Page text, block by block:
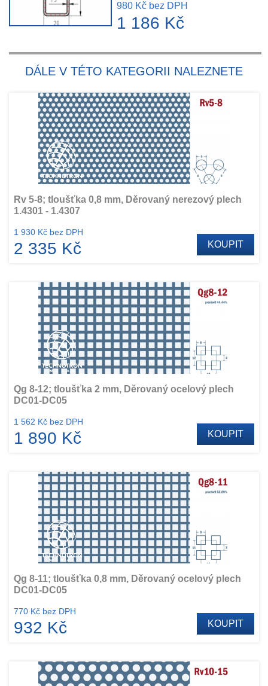
980 Kč bez DPH
1 186 Kč
DÁLE V TÉTO KATEGORII NALEZNETE
Rv 5-8; tloušťka 0,8 mm, Děrovaný nerezový plech
1.4301 - 1.4307
1 930 Kč bez DPH
2 335 Kč KOUPIT
Qg 8-12; tloušťka 2 mm, Děrovaný ocelový plech
DC01-DC05
1 562 Kč bez DPH
1 890 Kč KOUPIT
Qg 8-11; tloušťka 0,8 mm, Děrovaný ocelový plech
DC01-DC05
770 Kč bez DPH
932 Kč KOUPIT